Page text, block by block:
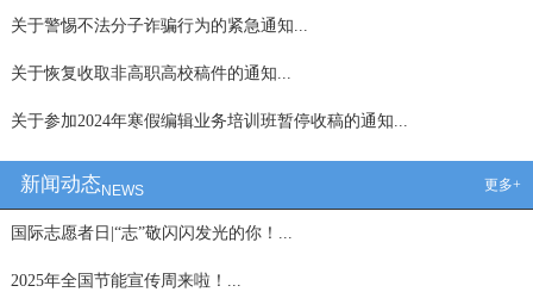
关于警惕不法分子诈骗行为的紧急通知...
关于恢复收取非高职高校稿件的通知...
关于参加2024年寒假编辑业务培训班暂停收稿的通知...
新闻动态NEWS 更多+
国际志愿者日|“志”敬闪闪发光的你！...
2025年全国节能宣传周来啦！...